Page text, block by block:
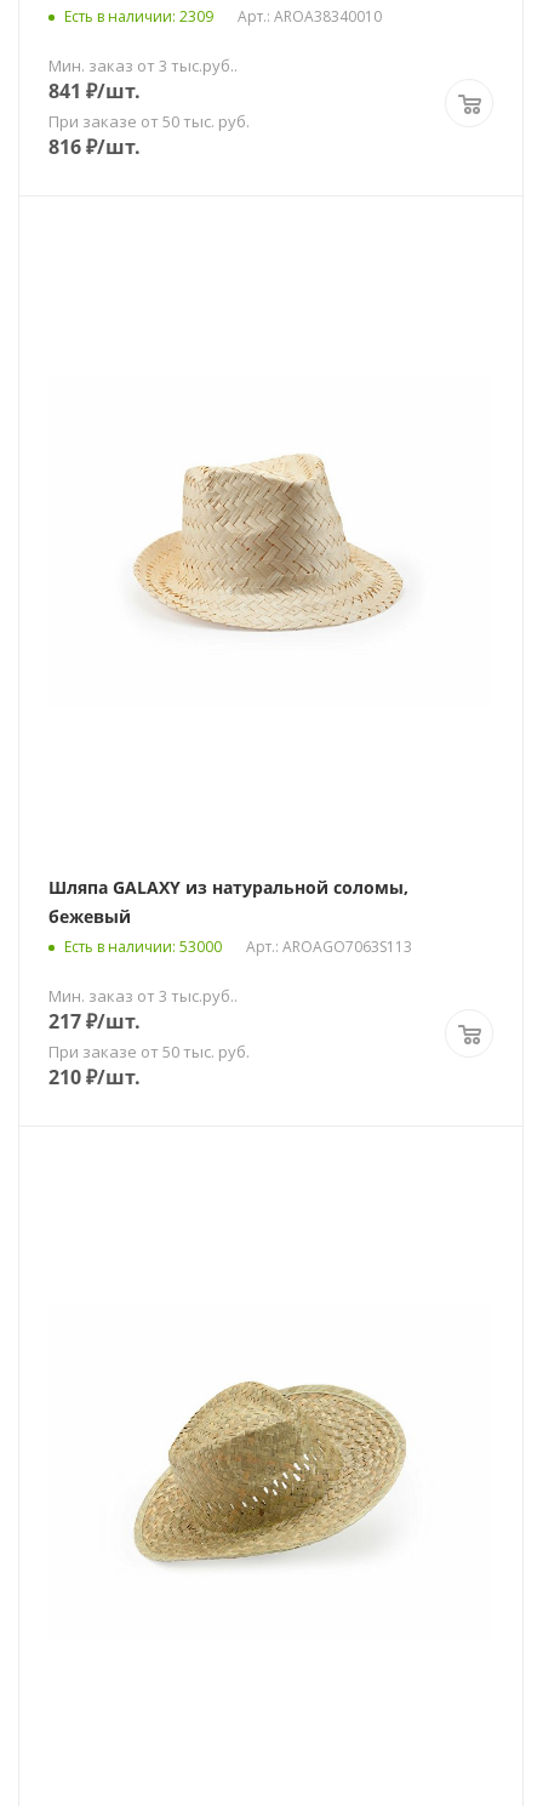
Есть в наличии: 2309 Арт.: AROA38340010
Мин. заказ от 3 тыс.руб..
841 ₽/шт.
При заказе от 50 тыс. руб.
816₽/шт.
Шляпа GALAXY из натуральной соломы,
бежевый
Есть в наличии: 53000 Арт.: AROAGO7063S113
Мин. заказ от 3 тыс.руб..
217₽/шт.
При заказе от 50 тыс. руб.
210₽/шт.